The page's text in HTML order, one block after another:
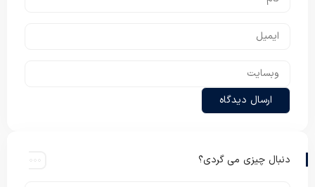
دنبال چیزی می گردی؟